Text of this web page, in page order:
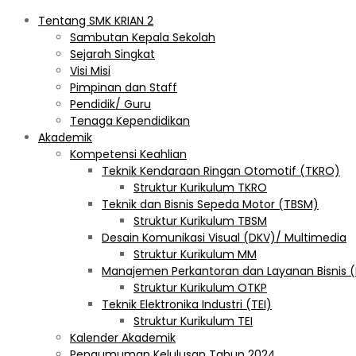
Tentang SMK KRIAN 2
Sambutan Kepala Sekolah
Sejarah Singkat
Visi Misi
Pimpinan dan Staff
Pendidik/ Guru
Tenaga Kependidikan
Akademik
Kompetensi Keahlian
Teknik Kendaraan Ringan Otomotif (TKRO)
Struktur Kurikulum TKRO
Teknik dan Bisnis Sepeda Motor (TBSM)
Struktur Kurikulum TBSM
Desain Komunikasi Visual (DKV)/ Multimedia
Struktur Kurikulum MM
Manajemen Perkantoran dan Layanan Bisnis
Struktur Kurikulum OTKP
Teknik Elektronika Industri (TEI)
Struktur Kurikulum TEI
Kalender Akademik